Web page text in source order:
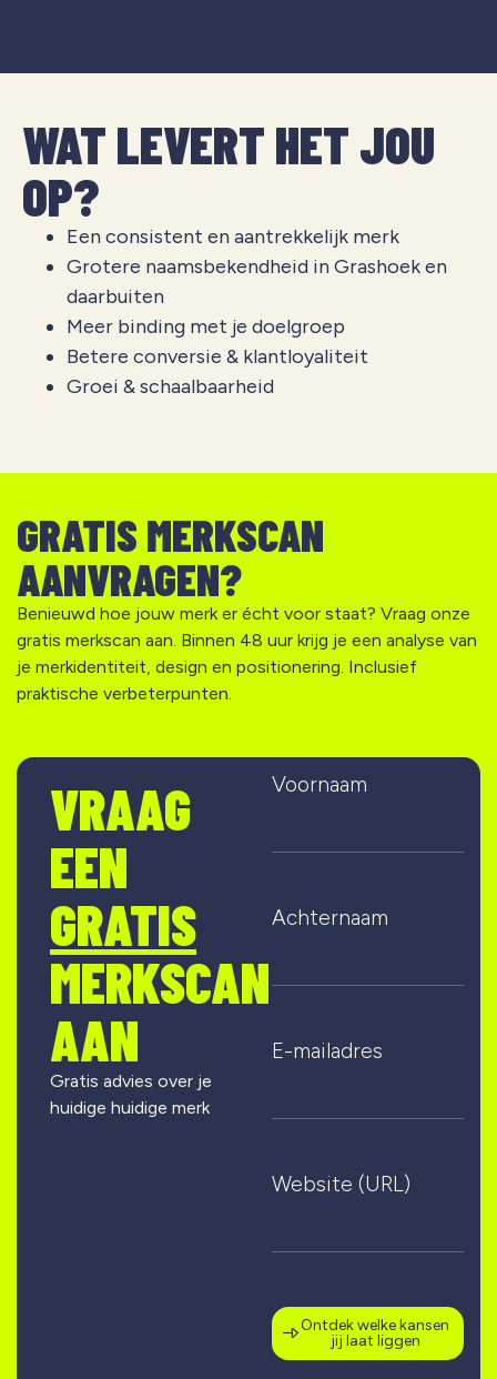
WAT LEVERT HET JOU
OP?
Een consistent en aantrekkelijk merk
Grotere naamsbekendheid in Grashoek en
daarbuiten
Meer binding met je doelgroep
Betere conversie & klantloyaliteit
Groei & schaalbaarheid
GRATIS MERKSCAN
AANVRAGEN?
Benieuwd hoe jouw merk er écht voor staat? Vraag onze
gratis merkscan aan. Binnen 48 uur krijg je een analyse van
je merkidentiteit, design en positionering. Inclusief
praktische verbeterpunten.
VRAAG
EEN
GRATIS
MERKSCAN
AAN
Gratis advies over je
huidige huidige merk
Voornaam
Achternaam
E-mailadres
Website (URL)
Ontdek welke kansen
jij laat liggen